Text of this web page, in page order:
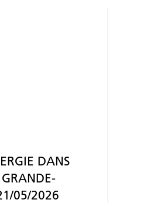
DANS
05/2026